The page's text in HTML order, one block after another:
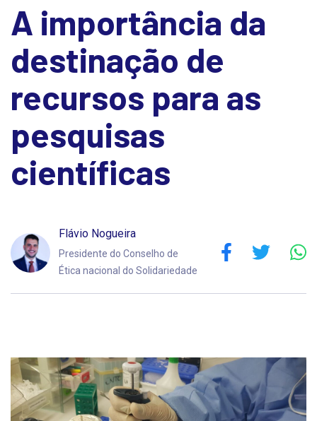
A importância da
destinação de
recursos para as
pesquisas
científicas
Flávio Nogueira
Presidente do Conselho de
Ética nacional do Solidariedade